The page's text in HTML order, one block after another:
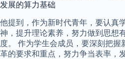
发展的算力基础
他提到，作为新时代青年，要认真
神，提升理论素养，努力做到思想
度。 作为学生会成员，要深刻把握
革的要求和重点，努力争当表率，